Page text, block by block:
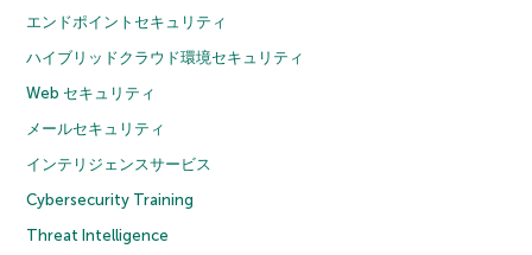
エンドポイントセキュリティ
ハイブリッドクラウド環境セキュリティ
Web セキュリティ
メールセキュリティ
インテリジェンスサービス
Cybersecurity Training
Threat Intelligence